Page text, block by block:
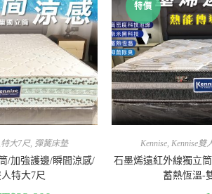
特大7尺, 彈簧床墊
/加強護邊/瞬間涼感/
特大7尺
特價
Kennise, Kennise雙
石墨烯遠紅外線獨立
蓄熱恆溫-